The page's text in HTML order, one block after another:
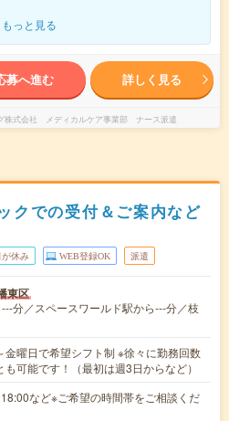
もっと見る
募へ進む 詳しく見る
株式会社 メディカルケア事業部 ナース派遣
クでの受付＆ご案内など
が休み WEB登録OK 派遣
東区
分／スペースワールド駅から---分／枝
金曜日で希望シフト制 ※徐々に勤務回数
可能です！（最初は週3日からなど）
など※ご希望の時間帯をご相談くだ